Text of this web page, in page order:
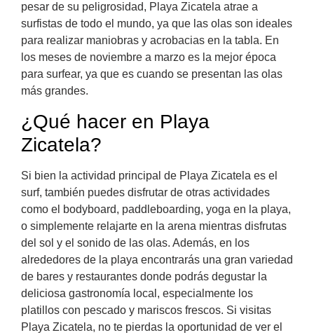
pesar de su peligrosidad, Playa Zicatela atrae a
surfistas de todo el mundo, ya que las olas son ideales
para realizar maniobras y acrobacias en la tabla. En
los meses de noviembre a marzo es la mejor época
para surfear, ya que es cuando se presentan las olas
más grandes.
¿Qué hacer en Playa
Zicatela?
Si bien la actividad principal de Playa Zicatela es el
surf, también puedes disfrutar de otras actividades
como el bodyboard, paddleboarding, yoga en la playa,
o simplemente relajarte en la arena mientras disfrutas
del sol y el sonido de las olas. Además, en los
alrededores de la playa encontrarás una gran variedad
de bares y restaurantes donde podrás degustar la
deliciosa gastronomía local, especialmente los
platillos con pescado y mariscos frescos. Si visitas
Playa Zicatela, no te pierdas la oportunidad de ver el